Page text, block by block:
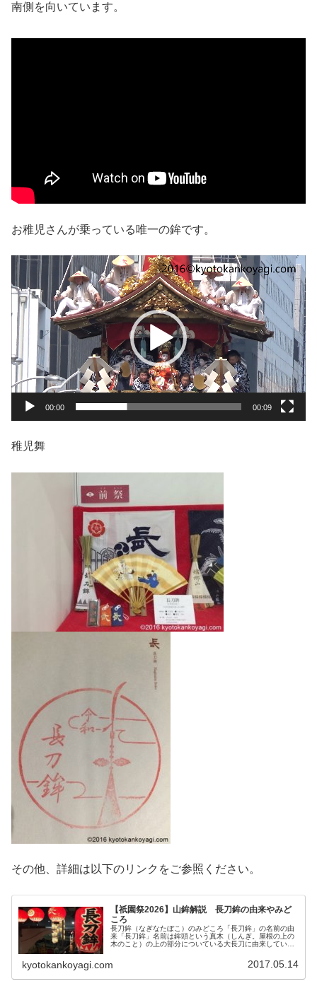
南側を向いています。
お稚児さんが乗っている唯一の鉾です。
動
画
プ
レ
ー
ヤ
ー
00:00 00:09
稚児舞
その他、詳細は以下のリンクをご参照ください。
【祇園祭2026】山鉾解説 長刀鉾の由来やみど
ころ
長刀鉾（なぎなたぼこ）のみどころ「長刀鉾」の名前の由
来「長刀鉾」名前は鉾頭という真木（しんぎ。屋根の上の
木のこと）の上の部分についている大長刀に由来していま
kyotokankoyagi.com 2017.05.14